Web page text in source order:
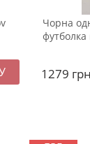
Чорна
1279